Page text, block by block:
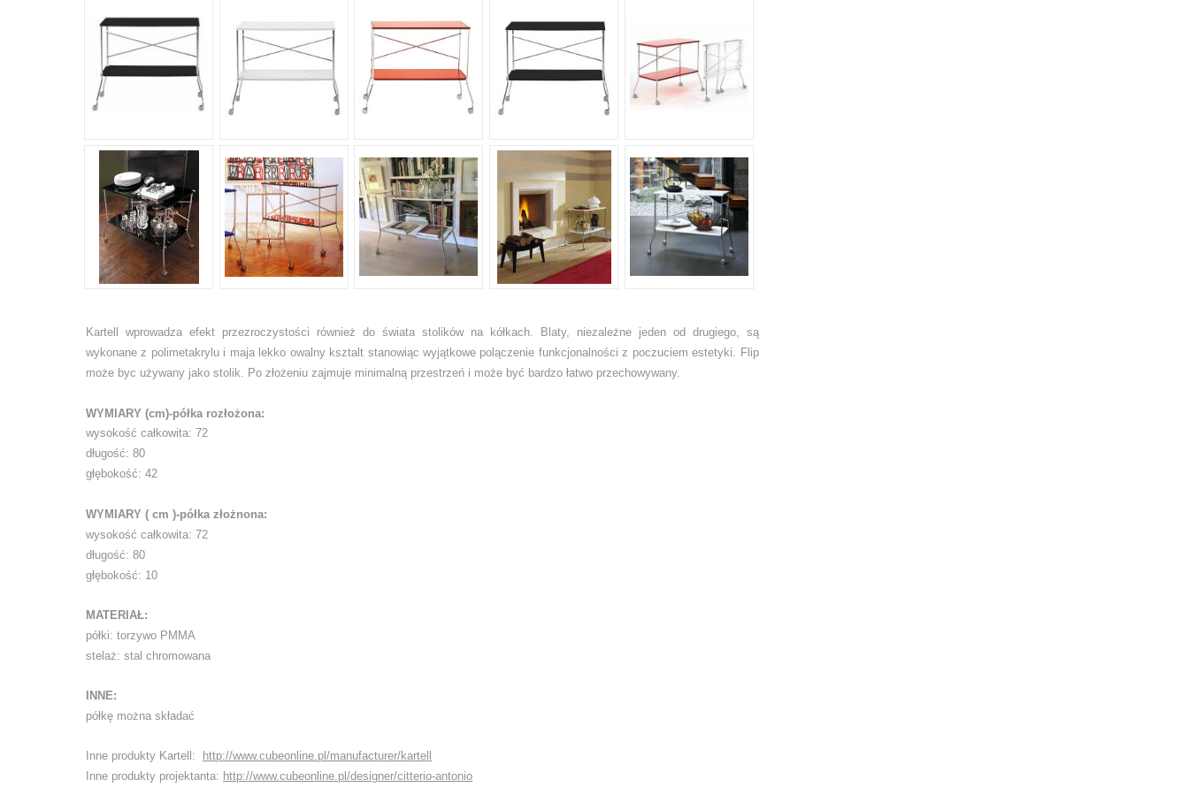
Kartell wprowadza efekt przezroczystości również do świata stolików na kółkach. Blaty, niezależne jeden od drugiego, są
wykonane z polimetakrylu i maja lekko owalny ksztalt stanowiąc wyjątkowe polączenie funkcjonalności z poczuciem estetyki. Flip
może byc używany jako stolik. Po złożeniu zajmuje minimalną przestrzeń i może być bardzo łatwo przechowywany.
WYMIARY (cm)-półka rozłożona:
wysokość całkowita: 72
długość: 80
głębokość: 42
WYMIARY ( cm )-półka złożnona:
wysokość całkowita: 72
długość: 80
głębokość: 10
MATERIAŁ:
półki: torzywo PMMA
stelaż: stal chromowana
INNE:
półkę można składać
Inne produkty Kartell:
http://www.cubeonline.pl/manufacturer/kartell
Inne produkty projektanta: http://www.cubeonline.pl/designer/citterio-antonio